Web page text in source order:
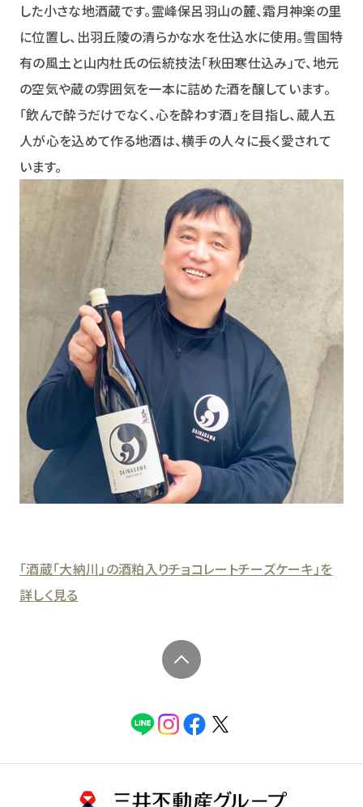
した小さな地酒蔵です。霊峰保呂羽山の麓、霜月神楽の里
に位置し、出羽丘陵の清らかな水を仕込水に使用。雪国特
有の風土と山内杜氏の伝統技法「秋田寒仕込み」で、地元
の空気や蔵の雰囲気を一本に詰めた酒を醸しています。
「飲んで酔うだけでなく、心を酔わす酒」を目指し、蔵人五
人が心を込めて作る地酒は、横手の人々に長く愛されて
います。
「酒蔵「大納川」の酒粕入りチョコレートチーズケーキ」を
詳しく見る